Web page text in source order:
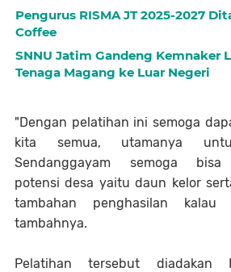
Pengurus RISMA JT 2025-2027
Coffee
SNNU Jatim Gandeng Kemnaker
Tenaga Magang ke Luar Negeri
"Dengan pelatihan ini semoga
kita semua, utamanya
Sendanggayam semoga bisa
potensi desa yaitu daun kelor
tambahan penghasilan kalau
tambahnya.
Pelatihan tersebut diadakan